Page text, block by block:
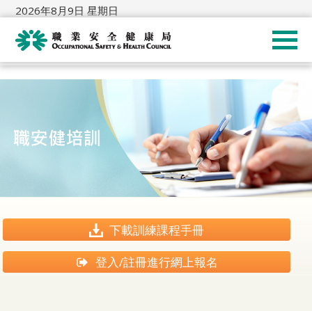
2026年8月9日 星期日
下載訓練課程手冊
登入/註冊進行網上報名